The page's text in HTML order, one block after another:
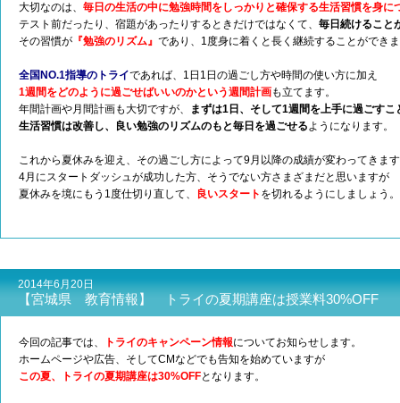
大切なのは、 毎日の生活の中に勉強時間をしっかりと確保する生活習慣を身に
テスト前だったり、宿題があったりするときだけではなくて、 毎日続けること
その習慣が 『勉強のリズム』 であり、1度身に着くと長く継続することができ
全国NO.1指導のトライであれば、1日1日の過ごし方や時間の使い方に加え
1週間をどのように過ごせばいいのかという週間計画も立てます。
年間計画や月間計画も大切ですが、
まずは1日、そして1週間を上手に過ごすこ
生活習慣は改善し、良い勉強のリズムのもと毎日を過ごせるようになります。
これから夏休みを迎え、その過ごし方によって9月以降の成績が変わってきま
4月にスタートダッシュが成功した方、そうでない方さまざまだと思いますが
夏休みを境にもう1度仕切り直して、
良いスタート を切れるようにしましょう。
2014年6月20日
【宮城県 教育情報】 トライの夏期講座は授業料30%OFF
今回の記事では、 トライのキャンペーン情報についてお知らせします。
ホームページや広告、そしてCMなどでも告知を始めていますが
この夏、トライの夏期講座は30%OFFとなります。